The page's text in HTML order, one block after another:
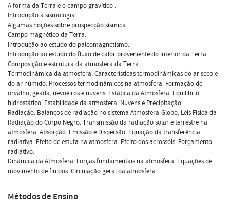
A forma da Terra e o campo gravítico .
Introdução à sismologia.
Algumas noções sobre prospecção sísmica.
Campo magnético da Terra.
Introdução ao estudo do paleomagnetismo.
Introdução ao estudo do fluxo de calor proveniente do interior da Terra.
Composição e estrutura da atmosfera da Terra.
Termodinâmica da atmosfera: Características termodinâmicas do ar seco e
do ar húmido. Processos termodinâmicos na atmosfera. Formação de
orvalho, geada, nevoeiros e nuvens. Estática da Atmosfera. Equilíbrio
hidrostático. Estabilidade da atmosfera. Nuvens e Precipitação
Radiação: Balanços de radiação no sistema Atmosfera-Globo. Leis Física da
Radiação do Corpo Negro. Transmissão da radiação solar e terrestre na
atmosfera. Absorção. Emissão e Dispersão. Equação da transferência
radiativa. Efeito de estufa na atmosfera. Efeito dos aerossóis. Forçamento
radiativo.
Dinâmica da Atmosfera: Forças fundamentais na atmosfera. Equações de
movimento de fluidos. Circulação geral da atmosfera.
Métodos de Ensino